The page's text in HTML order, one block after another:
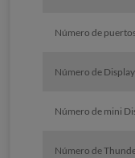
Número de
Número de
Número de mini
Número de